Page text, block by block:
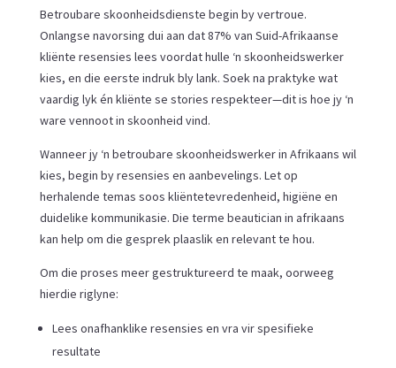
Betroubare skoonheidsdienste begin by vertroue.
Onlangse navorsing dui aan dat 87% van Suid-Afrikaanse
kliënte resensies lees voordat hulle ‘n skoonheidswerker
kies, en die eerste indruk bly lank. Soek na praktyke wat
vaardig lyk én kliënte se stories respekteer—dit is hoe jy ‘n
ware vennoot in skoonheid vind.
Wanneer jy ‘n betroubare skoonheidswerker in Afrikaans wil
kies, begin by resensies en aanbevelings. Let op
herhalende temas soos kliëntetevredenheid, higiëne en
duidelike kommunikasie. Die terme beautician in afrikaans
kan help om die gesprek plaaslik en relevant te hou.
Om die proses meer gestruktureerd te maak, oorweeg
hierdie riglyne:
Lees onafhanklike resensies en vra vir spesifieke
resultate